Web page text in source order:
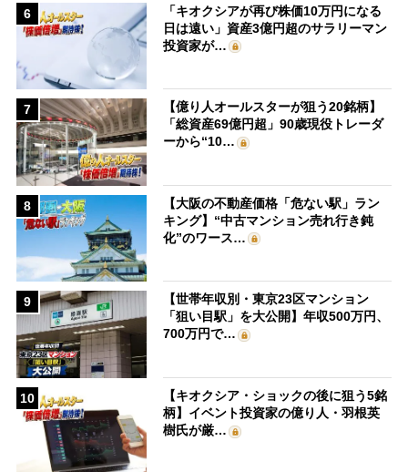
6
「キオクシアが再び株価10万円になる
日は遠い」資産3億円超のサラリーマン
投資家が…
7
【億り人オールスターが狙う20銘柄】
「総資産69億円超」90歳現役トレーダ
ーから“10…
8
【大阪の不動産価格「危ない駅」ラン
キング】“中古マンション売れ行き鈍
化”のワース…
9
【世帯年収別・東京23区マンション
「狙い目駅」を大公開】年収500万円、
700万円で…
10
【キオクシア・ショックの後に狙う5銘
柄】イベント投資家の億り人・羽根英
樹氏が厳…